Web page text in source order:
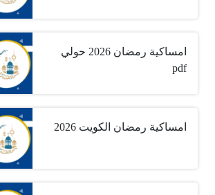
امساكية رمضان 2026 حولي
pdf
امساكية رمضان الكويت 2026